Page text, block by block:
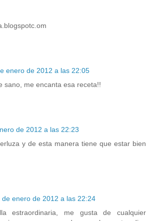
enero de 2012 a las 22:05
sano, me encanta esa receta!!
de 2012 a las 22:23
y de esta manera tiene que estar bien
de enero de 2012 a las 22:24
estraordinaria, me gusta de cualquier